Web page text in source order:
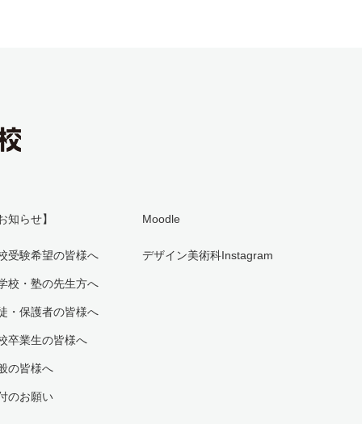
知らせ】
受験希望の皆様へ
校・塾の先生方へ
・保護者の皆様へ
卒業生の皆様へ
の皆様へ
のお願い
Moodle
デザイン美術科Instagram